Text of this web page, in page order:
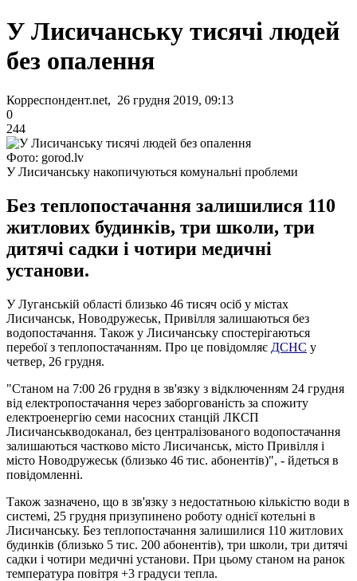
У Лисичанську тисячі людей
без опалення
Корреспондент.net, 26 грудня 2019, 09:13
0
244
Фото: gorod.lv
У Лисичанську накопичуються комунальні проблеми
Без теплопостачання залишилися 110
житлових будинків, три школи, три
дитячі садки і чотири медичні
установи.
У Луганській області близько 46 тисяч осіб у містах
Лисичанськ, Новодружеськ, Привілля залишаються без
водопостачання. Також у Лисичанську спостерігаються
перебої з теплопостачанням. Про це повідомляє ДСНС у
четвер, 26 грудня.
"Станом на 7:00 26 грудня в зв'язку з відключенням 24 грудня
від електропостачання через заборгованість за спожиту
електроенергію семи насосних станцій ЛКСП
Лисичанськводоканал, без централізованого водопостачання
залишаються частково місто Лисичанськ, місто Привілля і
місто Новодружеськ (близько 46 тис. абонентів)", - йдеться в
повідомленні.
Також зазначено, що в зв'язку з недостатньою кількістю води в
системі, 25 грудня призупинено роботу однієї котельні в
Лисичанську. Без теплопостачання залишилися 110 житлових
будинків (близько 5 тис. 200 абонентів), три школи, три дитячі
садки і чотири медичні установи. При цьому станом на ранок
температура повітря +3 градуси тепла.